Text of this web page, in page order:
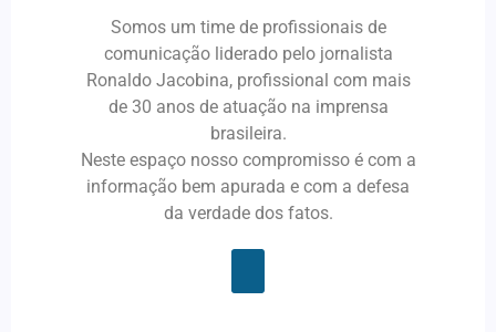
Somos um time de profissionais de
comunicação liderado pelo jornalista
Ronaldo Jacobina, profissional com mais
de 30 anos de atuação na imprensa
brasileira.
Neste espaço nosso compromisso é com a
informação bem apurada e com a defesa
da verdade dos fatos.